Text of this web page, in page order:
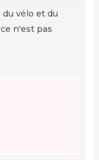
du vélo et du
n'est pas